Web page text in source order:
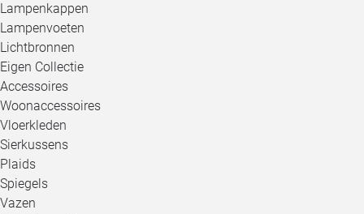
Lampenkappen
Lampenvoeten
Lichtbronnen
Eigen Collectie
Accessoires
Woonaccessoires
Vloerkleden
Sierkussens
Plaids
Spiegels
Vazen